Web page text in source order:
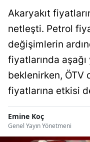
Akaryakıt
netleşti. Petrol
değişimlerin
fiyatlarında
beklenirken, ÖTV
fiyatlarına etkisi
Emine Koç
Genel Yayın Yönetmeni